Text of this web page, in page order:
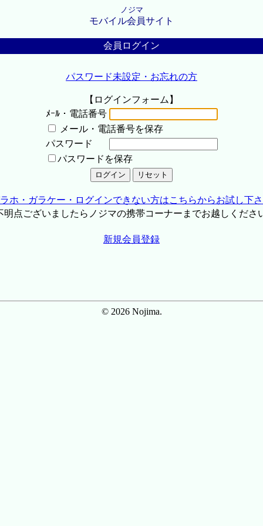
ノジマ
モバイル会員サイト
会員ログイン
パスワード未設定・お忘れの方
【ログインフォーム】
ﾒｰﾙ・電話番号
メール・電話番号を保存
パスワード
パスワードを保存
ホ・ガラケー・ログインできない方はこちらからお試し下
点ございましたらノジマの携帯コーナーまでお越しくださ
新規会員登録
© 2026 Nojima.